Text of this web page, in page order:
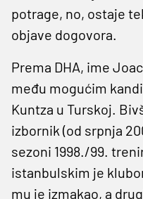
potrage, no, ostaje
objave dogovora.
Prema DHA, ime
među mogućim
Kuntza u Turskoj.
izbornik (od srpnja
sezoni 1998./99.
istanbulskim je
mu je izmakao, a